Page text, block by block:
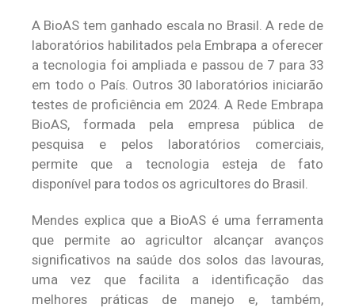
A BioAS tem ganhado escala no Brasil. A rede de
laboratórios habilitados pela Embrapa a oferecer
a tecnologia foi ampliada e passou de 7 para 33
em todo o País. Outros 30 laboratórios iniciarão
testes de proficiência em 2024. A Rede Embrapa
BioAS, formada pela empresa pública de
pesquisa e pelos laboratórios comerciais,
permite que a tecnologia esteja de fato
disponível para todos os agricultores do Brasil.
Mendes explica que a BioAS é uma ferramenta
que permite ao agricultor alcançar avanços
significativos na saúde dos solos das lavouras,
uma vez que facilita a identificação das
melhores práticas de manejo e, também,